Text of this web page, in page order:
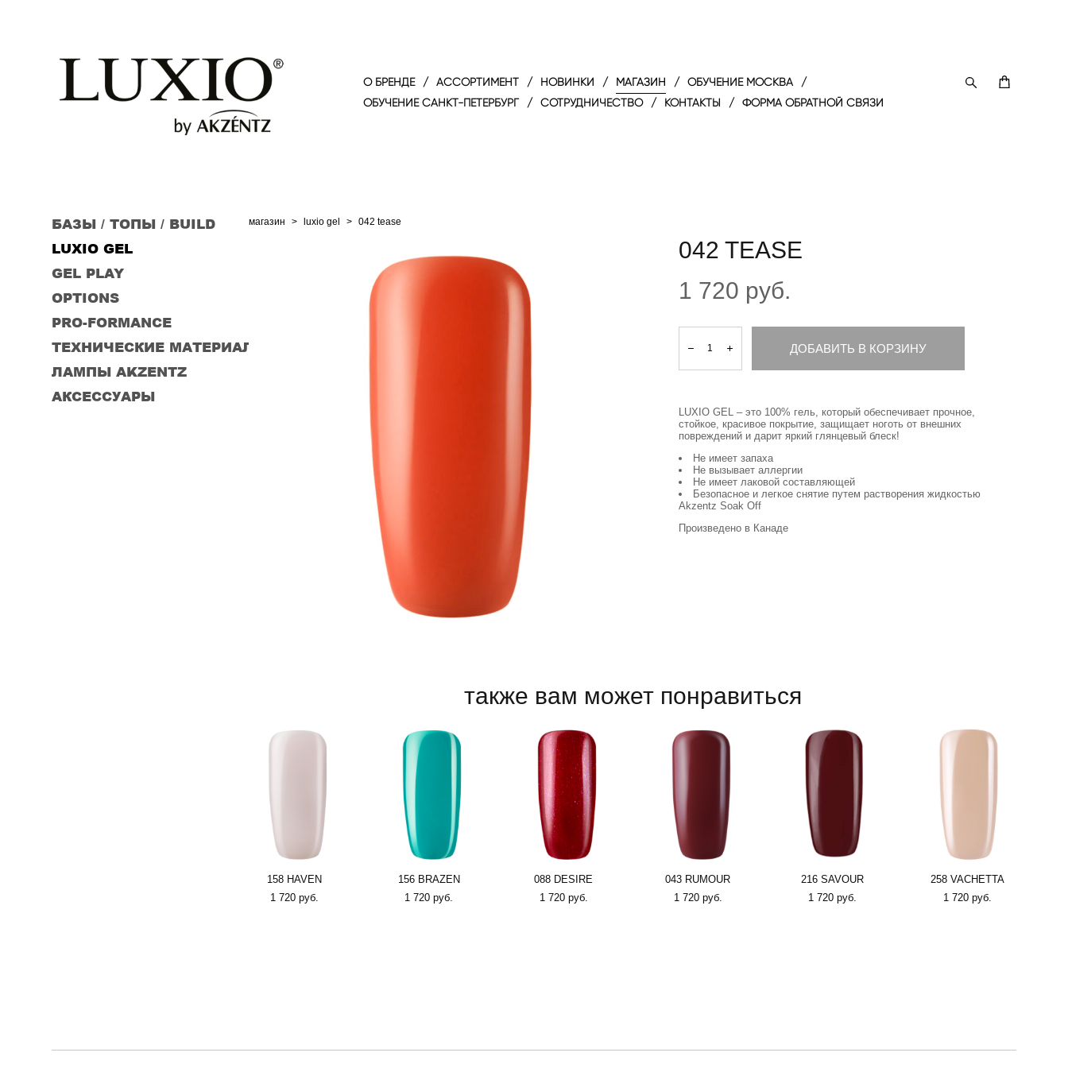
O БРЕНДЕ / АССОРТИМЕНТ / НОВИНКИ / МАГАЗИН / ОБУЧЕНИЕ МОСКВА
/
ОБУЧЕНИЕ САНКТ-ПЕТЕРБУРГ
/ СОТРУДНИЧЕСТВО / КОНТАКТЫ / ФОРМА ОБРАТНОЙ СВЯЗИ
БАЗЫ / ТОПЫ / BUILD
LUXIO GEL
GEL PLAY
OPTIONS
PRO-FORMANCE
ТЕХНИЧЕСКИЕ МАТЕРИАЛЫ
ЛАМПЫ AKZENTZ
АКСЕССУАРЫ
магазин > luxio gel > 042 tease
042 TEASE
1 720 pуб.
ДОБАВИТЬ В КОРЗИНУ
LUXIO GEL – это 100% гель, который обеспечивает прочное,
стойкое, красивое покрытие, защищает ноготь от внешних
повреждений и дарит яркий глянцевый блеск!
Не имеет запаха
Не вызывает аллергии
Не имеет лаковой составляющей
Безопасное и легкое снятие путем растворения жидкостью
Akzentz Soak Off
Произведено в Канаде
также вам может понравиться
158 HAVEN
1 720 pуб.
156 BRAZEN
1 720 pуб.
088 DESIRE
1 720 pуб.
043 RUMOUR
1 720 pуб.
216 SAVOUR
1 720 pуб.
258 VACHETTA
1 720 pуб.